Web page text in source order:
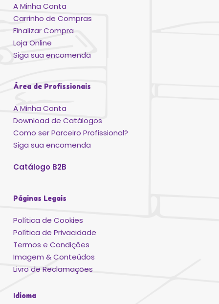
A Minha Conta
Carrinho de Compras
Finalizar Compra
Loja Online
Siga sua encomenda
Área de Profissionais
A Minha Conta
Download de Catálogos
Como ser Parceiro Profissional?
Siga sua encomenda
Catálogo B2B
Páginas Legais
Política de Cookies
Política de Privacidade
Termos e Condições
Imagem & Conteúdos
Livro de Reclamações
Idioma